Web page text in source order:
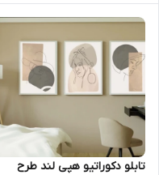
تابلو دکوراتیو هپی لند طرح